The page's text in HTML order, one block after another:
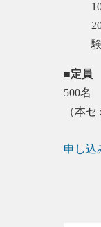
■定員
500名
（本
申し込